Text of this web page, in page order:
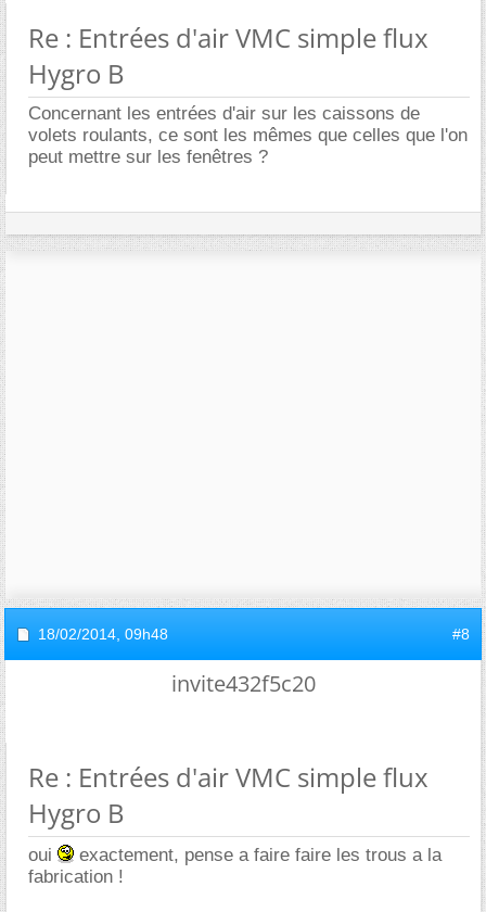
Re : Entrées d'air VMC simple flux
Hygro B
Concernant les entrées d'air sur les caissons de
volets roulants, ce sont les mêmes que celles que l'on
peut mettre sur les fenêtres ?
18/02/2014, 09h48 #8
invite432f5c20
Re : Entrées d'air VMC simple flux
Hygro B
oui
exactement, pense a faire faire les trous a la
fabrication !